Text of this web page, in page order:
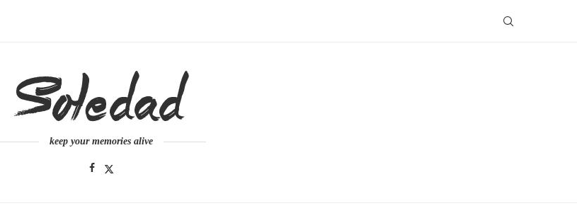
keep your memories alive